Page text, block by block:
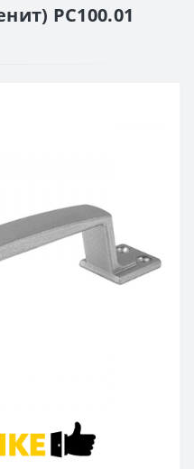
РС100.01